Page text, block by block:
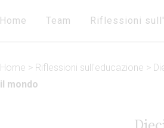
Home Team Riflessioni
Home > Riflessioni sull'educazione >
il mondo